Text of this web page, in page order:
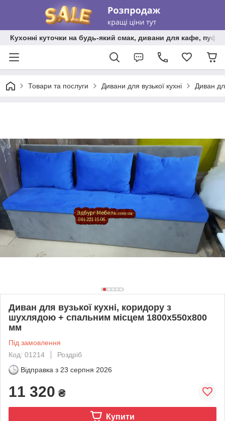
Кухонні куточки на будь-який смак, дивани для кафе,
Товари та послуги Дивани для вузької кухні Диван
Диван для вузької кухні, коридору з
шухлядою + спальним місцем 1800х550х800
мм
Під замовлення
Код: 01214
Роздріб
Відправка з 23 серпня 2026
11 320 ₴
Купити